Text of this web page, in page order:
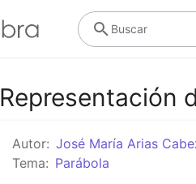
Buscar
Representación
Autor: José María Arias
Tema: Parábola